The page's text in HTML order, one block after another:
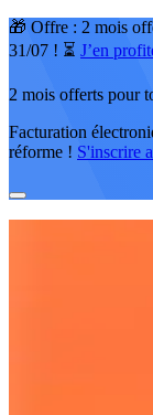
🎁 Offre : 2 mois
31/07 ! ⏳ J’en
2 mois offerts pour
Facturation
réforme ! S'inscrire